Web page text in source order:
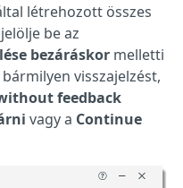
létrehozott összes
be az
bezáráskor melletti
visszajelzést,
feedback
vagy a Continue